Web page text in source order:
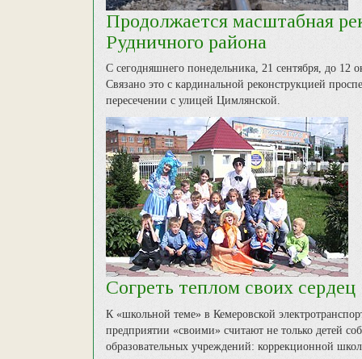
Продолжается масштабная
Рудничного района
С сегодняшнего понедельника, 21 сентября, до 12
Связано это с кардинальной реконструкцией
пересечении с улицей Цимлянской.
Согреть теплом своих сердец
К «школьной теме» в Кемеровской
предприятии «своими» считают не только детей
образовательных учреждений: коррекционной